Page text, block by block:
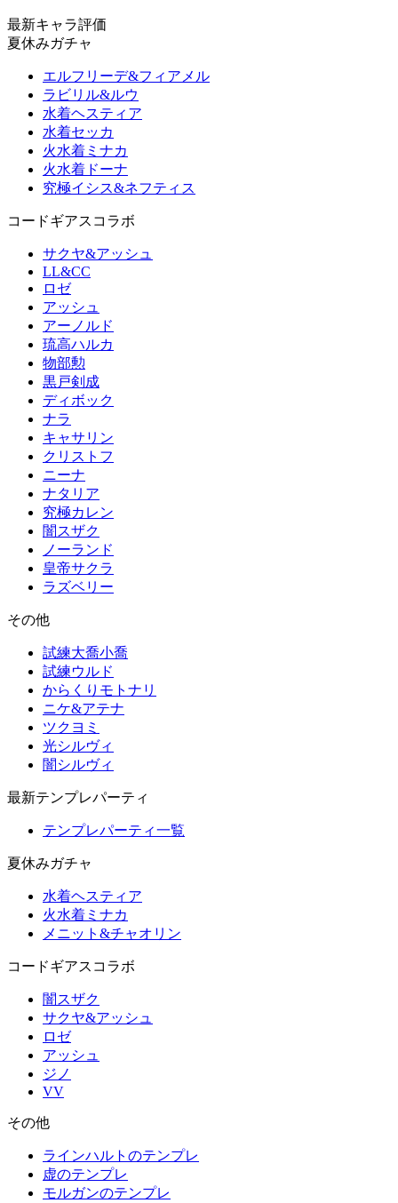
最新キャラ評価
夏休みガチャ
エルフリーデ&フィアメル
ラビリル&ルウ
水着ヘスティア
水着セッカ
火水着ミナカ
火水着ドーナ
究極イシス&ネフティス
コードギアスコラボ
サクヤ&アッシュ
LL&CC
ロゼ
アッシュ
アーノルド
琉高ハルカ
物部勲
黒戸剣成
ディボック
ナラ
キャサリン
クリストフ
ニーナ
ナタリア
究極カレン
闇スザク
ノーランド
皇帝サクラ
ラズベリー
その他
試練大喬小喬
試練ウルド
からくりモトナリ
ニケ&アテナ
ツクヨミ
光シルヴィ
闇シルヴィ
最新テンプレパーティ
テンプレパーティ一覧
夏休みガチャ
水着ヘスティア
火水着ミナカ
メニット&チャオリン
コードギアスコラボ
闇スザク
サクヤ&アッシュ
ロゼ
アッシュ
ジノ
VV
その他
ラインハルトのテンプレ
虚のテンプレ
モルガンのテンプレ